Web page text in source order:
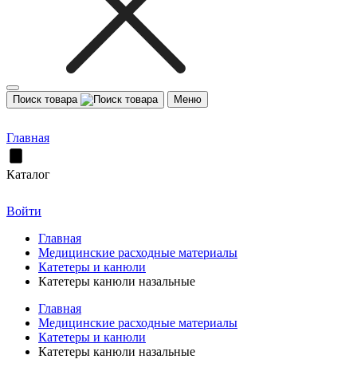
Поиск товара Меню
Главная
Каталог
Войти
Главная
Медицинские расходные материалы
Катетеры и канюли
Катетеры канюли назальные
Главная
Медицинские расходные материалы
Катетеры и канюли
Катетеры канюли назальные